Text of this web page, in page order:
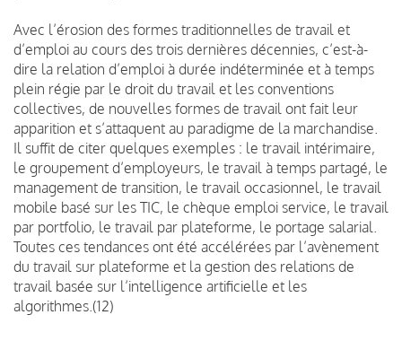
Avec l’érosion des formes traditionnelles de travail et
d’emploi au cours des trois dernières décennies, c’est-à-
dire la relation d’emploi à durée indéterminée et à temps
plein régie par le droit du travail et les conventions
collectives, de nouvelles formes de travail ont fait leur
apparition et s’attaquent au paradigme de la marchandise.
Il suffit de citer quelques exemples : le travail intérimaire,
le groupement d’employeurs, le travail à temps partagé, le
management de transition, le travail occasionnel, le travail
mobile basé sur les TIC, le chèque emploi service, le travail
par portfolio, le travail par plateforme, le portage salarial.
Toutes ces tendances ont été accélérées par l’avènement
du travail sur plateforme et la gestion des relations de
travail basée sur l’intelligence artificielle et les
algorithmes.(12)